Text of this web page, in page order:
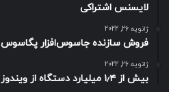
لایسنس اشتراکی
ژانویه 26, 2022
فروش سازنده جاسوس‌افزار پگاسوس
ژانویه 26, 2022
بیش از ۱٫۴ میلیارد دستگاه از ویندوز ۱۰ و ویندوز ۱۱ استفاده می‌کنند